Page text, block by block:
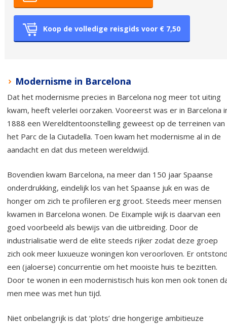
Koop de volledige reisgids voor € 7,50
Modernisme in Barcelona
Dat het modernisme precies in Barcelona nog meer tot uiting
kwam, heeft velerlei oorzaken. Vooreerst was er in Barcelona
1888 een Wereldtentoonstelling geweest op de terreinen van
het Parc de la Ciutadella. Toen kwam het modernisme al in de
aandacht en dat dus meteen wereldwijd.
Bovendien kwam Barcelona, na meer dan 150 jaar Spaanse
onderdrukking, eindelijk los van het Spaanse juk en was de
honger om zich te profileren erg groot. Steeds meer mensen
kwamen in Barcelona wonen. De Eixample wijk is daarvan een
goed voorbeeld als bewijs van die uitbreiding. Door de
industrialisatie werd de elite steeds rijker zodat deze groep
zich ook meer luxueuze woningen kon veroorloven. Er
een (jaloerse) concurrentie om het mooiste huis te bezitten.
Door te wonen in een modernistisch huis kon men ook tonen
men mee was met hun tijd.
Niet onbelangrijk is dat ‘plots’ drie hongerige ambitieuze